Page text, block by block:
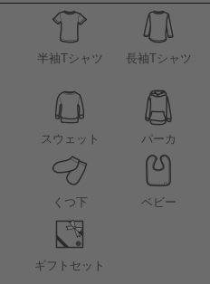
半袖Tシャツ 長袖Tシャツ
スウェット パーカ
くつ下 ベビー
ギフトセット